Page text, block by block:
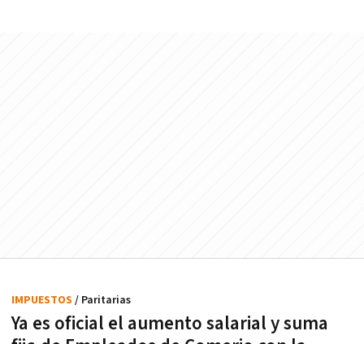
Ya es oficial el aumento salarial y suma
IMPUESTOS / Paritarias